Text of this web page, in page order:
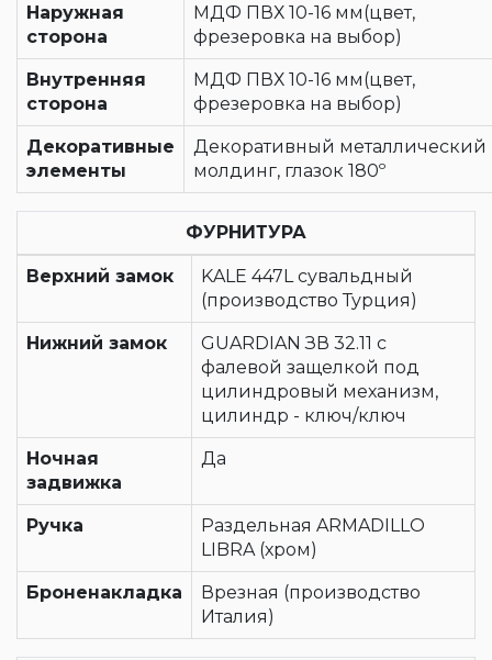
Наружная
сторона
МДФ ПВХ 10-16 мм(цвет,
фрезеровка на выбор)
Внутренняя
сторона
МДФ ПВХ 10-16 мм(цвет,
фрезеровка на выбор)
Декоративные
элементы
Декоративный металлический
молдинг, глазок 180º
ФУРНИТУРА
Верхний замок
KALE 447L сувальдный
(производство Турция)
Нижний замок
GUARDIAN ЗВ 32.11 с
фалевой защелкой под
цилиндровый механизм,
цилиндр - ключ/ключ
Ночная
задвижка
Да
Ручка
Раздельная ARMADILLO
LIBRA (хром)
Броненакладка
Врезная (производство
Италия)